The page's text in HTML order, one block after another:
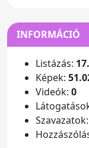
INFORMÁCIÓ
Listázás:
Képek:
Videók: 0
Szavazatok: